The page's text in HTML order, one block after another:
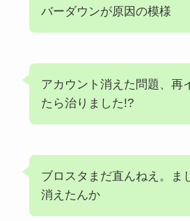
バーダウンが原因の模様
アカウント消えた問題、再
たら治りました!?
ブロスタまだ直んねえ。ま
消えたんか